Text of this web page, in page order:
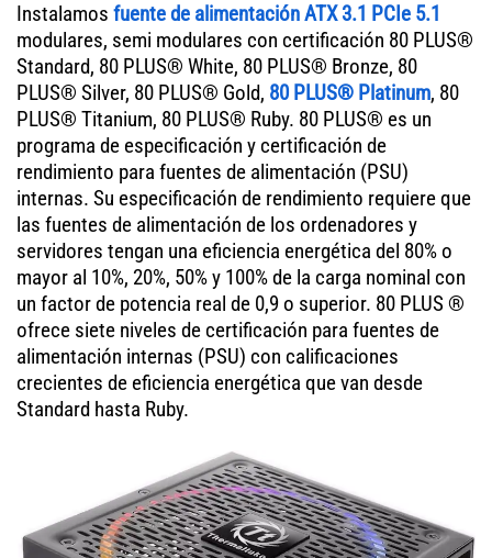
Instalamos fuente de alimentación ATX 3.1 PCIe 5.1
modulares, semi modulares con certificación 80 PLUS®
Standard, 80 PLUS® White, 80 PLUS® Bronze, 80
PLUS® Silver, 80 PLUS® Gold, 80 PLUS® Platinum, 80
PLUS® Titanium, 80 PLUS® Ruby. 80 PLUS® es un
programa de especificación y certificación de
rendimiento para fuentes de alimentación (PSU)
internas. Su especificación de rendimiento requiere que
las fuentes de alimentación de los ordenadores y
servidores tengan una eficiencia energética del 80% o
mayor al 10%, 20%, 50% y 100% de la carga nominal con
un factor de potencia real de 0,9 o superior. 80 PLUS ®
ofrece siete niveles de certificación para fuentes de
alimentación internas (PSU) con calificaciones
crecientes de eficiencia energética que van desde
Standard hasta Ruby.